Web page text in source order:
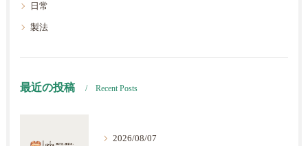
日常
製法
最近の投稿 Recent Posts
2026/08/07